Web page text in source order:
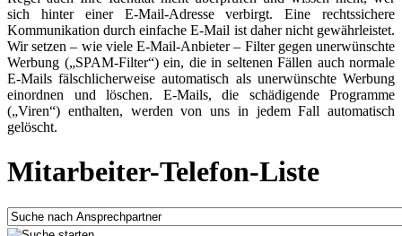
sich hinter einer E-Mail-Adresse verbirgt. Eine rechtssichere
Kommunikation durch einfache E-Mail ist daher nicht gewährleistet.
Wir setzen – wie viele E-Mail-Anbieter – Filter gegen unerwünschte
Werbung („SPAM-Filter“) ein, die in seltenen Fällen auch normale
E-Mails fälschlicherweise automatisch als unerwünschte Werbung
einordnen und löschen. E-Mails, die schädigende Programme
(„Viren“) enthalten, werden von uns in jedem Fall automatisch
gelöscht.
Mitarbeiter-Telefon-Liste